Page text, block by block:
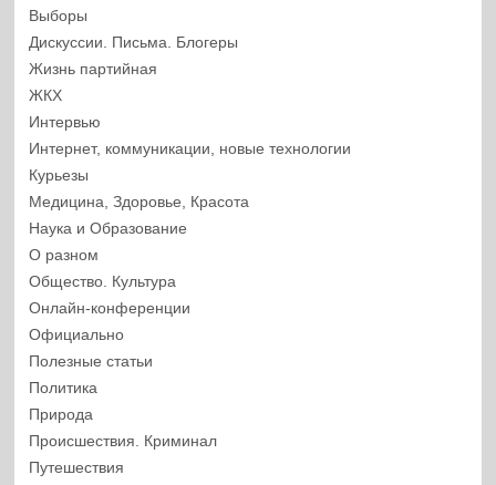
Выборы
Дискуссии. Письма. Блогеры
Жизнь партийная
ЖКХ
Интервью
Интернет, коммуникации, новые технологии
Курьезы
Медицина, Здоровье, Красота
Наука и Образование
О разном
Общество. Культура
Онлайн-конференции
Официально
Полезные статьи
Политика
Природа
Происшествия. Криминал
Путешествия